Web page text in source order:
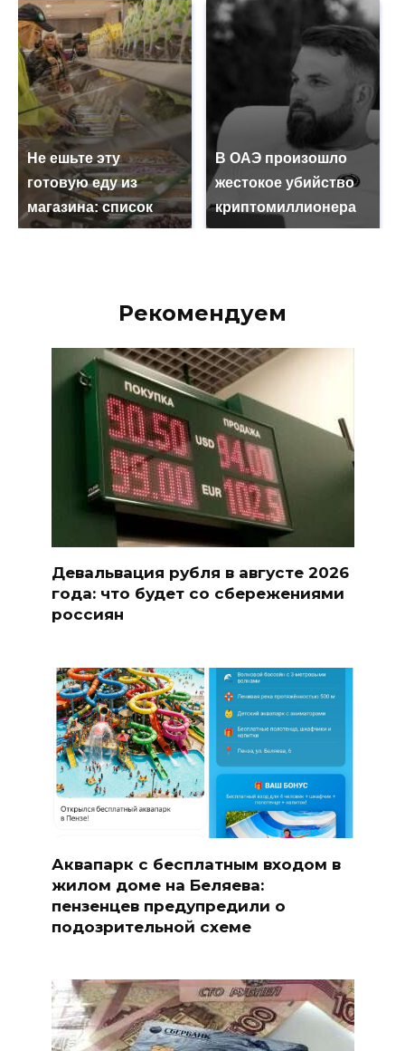
Не ешьте эту
готовую еду из
магазина: список
В ОАЭ произошло
жестокое убийство
криптомиллионера
Рекомендуем
Девальвация рубля в августе 2026
года: что будет со сбережениями
россиян
Аквапарк с бесплатным входом в
жилом доме на Беляева:
пензенцев предупредили о
подозрительной схеме